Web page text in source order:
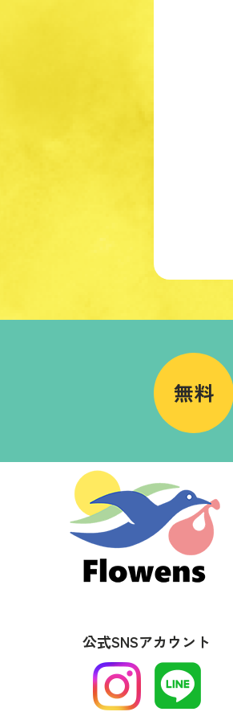
無料
公式SNSアカウント